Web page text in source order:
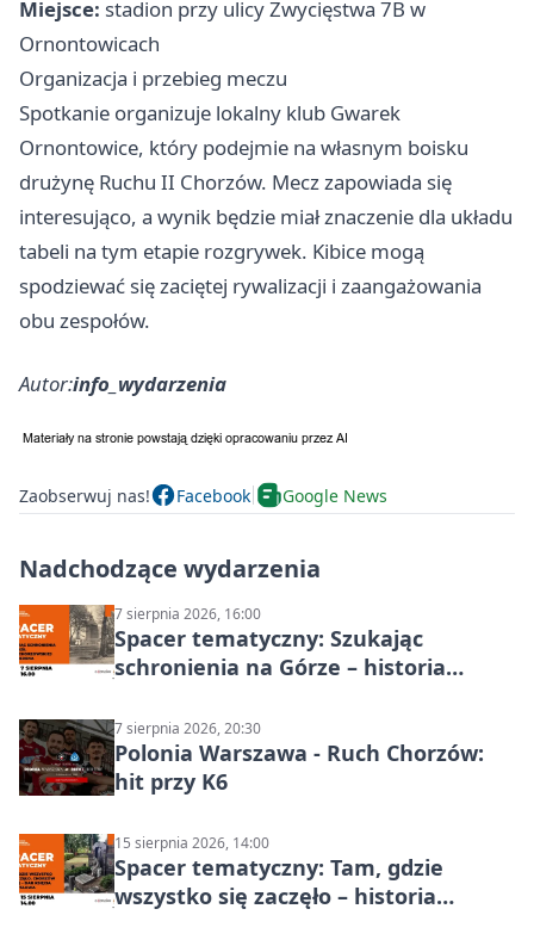
Miejsce: stadion przy ulicy Zwycięstwa 7B w
Ornontowicach
Organizacja i przebieg meczu
Spotkanie organizuje lokalny klub Gwarek
Ornontowice, który podejmie na własnym boisku
drużynę Ruchu II Chorzów. Mecz zapowiada się
interesująco, a wynik będzie miał znaczenie dla układu
tabeli na tym etapie rozgrywek. Kibice mogą
spodziewać się zaciętej rywalizacji i zaangażowania
obu zespołów.
Autor:info_wydarzenia
Zaobserwuj nas! Facebook Google News
Nadchodzące wydarzenia
7 sierpnia 2026, 16:00
Spacer tematyczny: Szukając
schronienia na Górze – historia
7 sierpnia 2026, 20:30
Polonia Warszawa - Ruch Chorzów:
hit przy K6
15 sierpnia 2026, 14:00
Spacer tematyczny: Tam, gdzie
wszystko się zaczęło – historia